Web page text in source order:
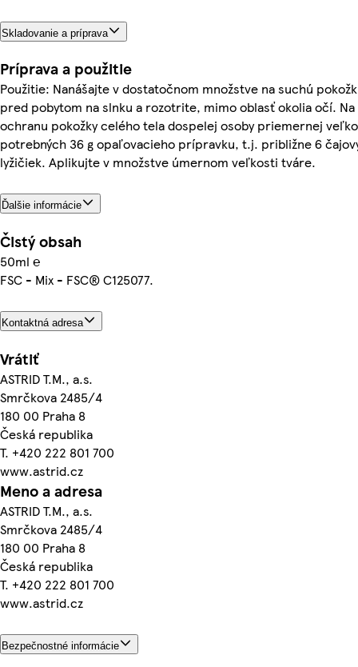
Skladovanie a príprava
Príprava a použitie
Použitie: Nanášajte v dostatočnom množstve na suchú
pred pobytom na slnku a rozotrite, mimo oblasť okolia očí. Na
ochranu pokožky celého tela dospelej osoby priemernej
potrebných 36 g opaľovacieho prípravku, t.j. približne 6
lyžičiek. Aplikujte v množstve úmernom veľkosti tváre.
Ďalšie informácie
Čistý obsah
50ml ℮
FSC - Mix - FSC® C125077.
Kontaktná adresa
Vrátiť
ASTRID T.M., a.s.
Smrčkova 2485/4
180 00 Praha 8
Česká republika
T. +420 222 801 700
www.astrid.cz
Meno a adresa
ASTRID T.M., a.s.
Smrčkova 2485/4
180 00 Praha 8
Česká republika
T. +420 222 801 700
www.astrid.cz
Bezpečnostné informácie